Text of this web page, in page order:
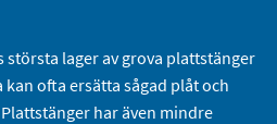
största lager av grova plattstänger
kan ofta ersätta sågad plåt och
har även mindre